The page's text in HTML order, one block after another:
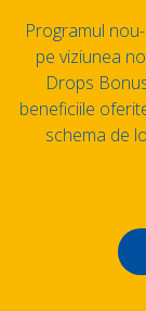
Programul
pe viziunea
Drops
beneficiile
schema de